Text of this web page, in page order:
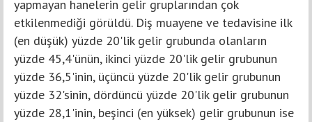
yapmayan hanelerin gelir gruplarından çok
etkilenmediği görüldü. Diş muayene ve tedavisine ilk
(en düşük) yüzde 20'lik gelir grubunda olanların
yüzde 45,4'ünün, ikinci yüzde 20'lik gelir grubunun
yüzde 36,5'inin, üçüncü yüzde 20'lik gelir grubunun
yüzde 32'sinin, dördüncü yüzde 20'lik gelir grubunun
yüzde 28,1'inin, beşinci (en yüksek) gelir grubunun ise